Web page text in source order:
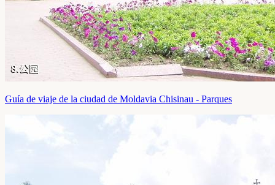
Guía de viaje de la ciudad de Moldavia Chisinau - Parques